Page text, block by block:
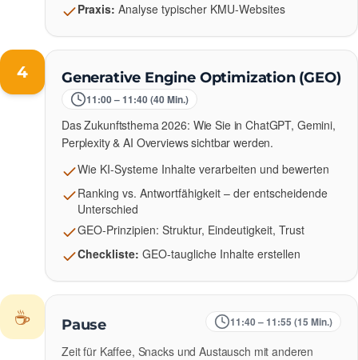
Praxis: Analyse typischer KMU-Websites
4 Generative Engine Optimization (GEO)
11:00 – 11:40 (40 Min.)
Das Zukunftsthema 2026: Wie Sie in ChatGPT, Gemini,
Perplexity & AI Overviews sichtbar werden.
Wie KI-Systeme Inhalte verarbeiten und bewerten
Ranking vs. Antwortfähigkeit – der entscheidende
Unterschied
GEO-Prinzipien: Struktur, Eindeutigkeit, Trust
Checkliste: GEO-taugliche Inhalte erstellen
☕ Pause 11:40 – 11:55 (15 Min.)
Zeit für Kaffee, Snacks und Austausch mit anderen